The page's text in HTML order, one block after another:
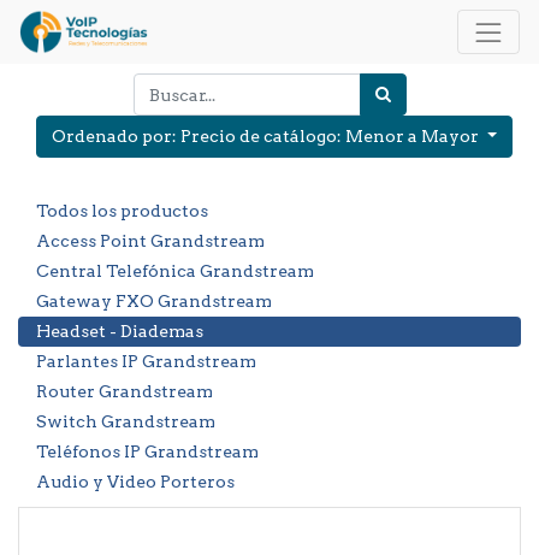
Ordenado por: Precio de catálogo: Menor a Mayor
Todos los productos
Access Point Grandstream
Central Telefónica Grandstream
Gateway FXO Grandstream
Headset - Diademas
Parlantes IP Grandstream
Router Grandstream
Switch Grandstream
Teléfonos IP Grandstream
Audio y Video Porteros